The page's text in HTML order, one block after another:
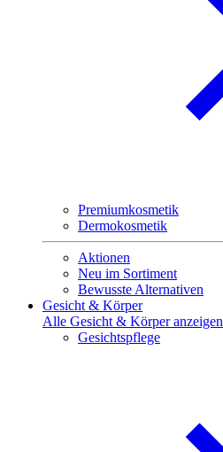
Premiumkosmetik
Dermokosmetik
Aktionen
Neu im Sortiment
Bewusste Alternativen
Gesicht & Körper
Alle Gesicht & Körper anzeigen
Gesichtspflege